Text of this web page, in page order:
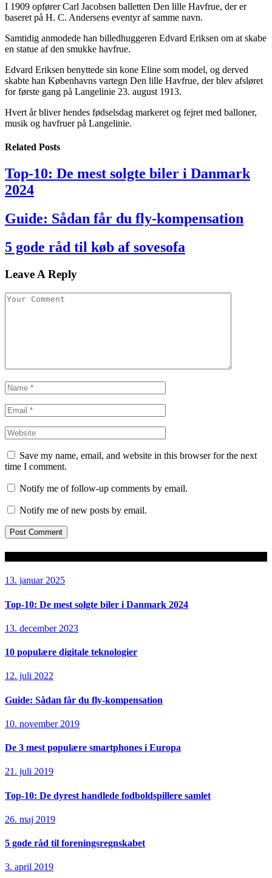
I 1909 opfører Carl Jacobsen balletten Den lille Havfrue, der er
baseret på H. C. Andersens eventyr af samme navn.
Samtidig anmodede han billedhuggeren Edvard Eriksen om at skabe
en statue af den smukke havfrue.
Edvard Eriksen benyttede sin kone Eline som model, og derved
skabte han Københavns vartegn Den lille Havfrue, der blev afsløret
for første gang på Langelinie 23. august 1913.
Hvert år bliver hendes fødselsdag markeret og fejret med balloner,
musik og havfruer på Langelinie.
Related Posts
Top-10: De mest solgte biler i Danmark
2024
Guide: Sådan får du fly-kompensation
5 gode råd til køb af sovesofa
Leave A Reply
Save my name, email, and website in this browser for the next
time I comment.
Notify me of follow-up comments by email.
Notify me of new posts by email.
13. januar 2025
Top-10: De mest solgte biler i Danmark 2024
13. december 2023
10 populære digitale teknologier
12. juli 2022
Guide: Sådan får du fly-kompensation
10. november 2019
De 3 mest populære smartphones i Europa
21. juli 2019
Top-10: De dyrest handlede fodboldspillere samlet
26. maj 2019
5 gode råd til foreningsregnskabet
3. april 2019